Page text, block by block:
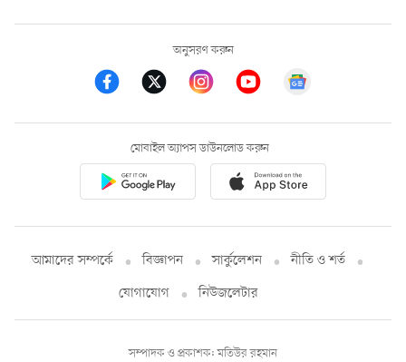
অনুসরণ করুন
মোবাইল অ্যাপস ডাউনলোড করুন
আমাদের সম্পর্কে বিজ্ঞাপন সার্কুলেশন
নীতি ও শর্ত
যোগাযোগ
নিউজলেটার
সম্পাদক ও প্রকাশক: মতিউর রহমান